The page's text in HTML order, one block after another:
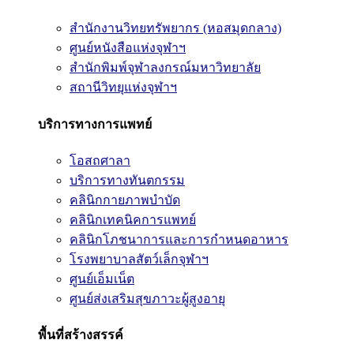
สำนักงานวิทยทรัพยากร (หอสมุดกลาง)
ศูนย์หนังสือแห่งจุฬาฯ
สำนักพิมพ์จุฬาลงกรณ์มหาวิทยาลัย
สถานีวิทยุแห่งจุฬาฯ
บริการทางการแพทย์
โอสถศาลา
บริการทางทันตกรรม
คลินิกกายภาพบำบัด
คลินิกเทคนิคการแพทย์
คลินิกโภชนาการและการกำหนดอาหาร
โรงพยาบาลสัตว์เล็กจุฬาฯ
ศูนย์เอ็มเน็ต
ศูนย์ส่งเสริมสุขภาวะผู้สูงอายุ
พื้นที่สร้างสรรค์